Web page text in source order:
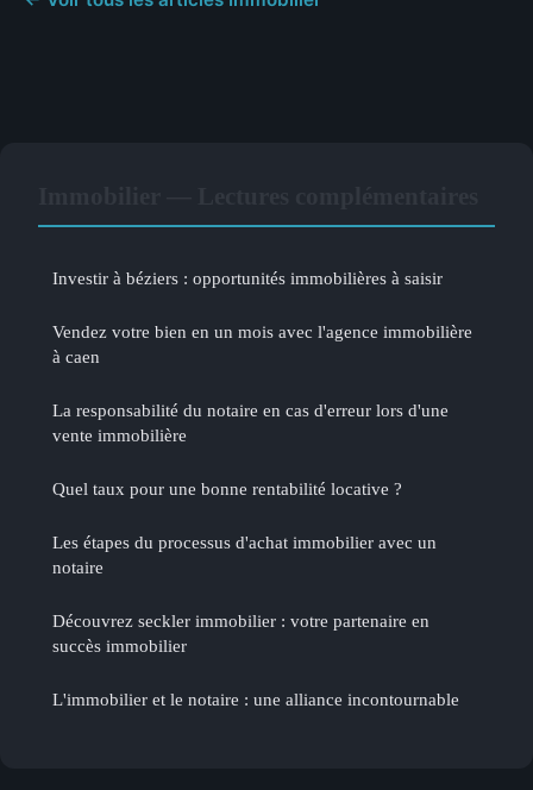
Investir à béziers : opportunités immobilières à saisir
Vendez votre bien en un mois avec l'agence immobilière
à caen
La responsabilité du notaire en cas d'erreur lors d'une
vente immobilière
Quel taux pour une bonne rentabilité locative ?
Les étapes du processus d'achat immobilier avec un
notaire
Découvrez seckler immobilier : votre partenaire en
succès immobilier
L'immobilier et le notaire : une alliance incontournable